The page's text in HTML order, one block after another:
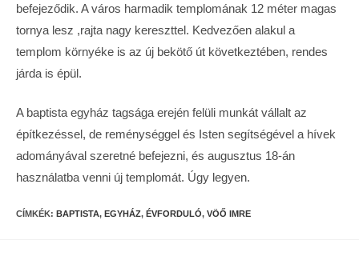
befejeződik. A város harmadik templomának 12 méter magas
tornya lesz ,rajta nagy kereszttel. Kedvezően alakul a
templom környéke is az új bekötő út következtében, rendes
járda is épül.
A baptista egyház tagsága erején felüli munkát vállalt az
építkezéssel, de reménységgel és Isten segítségével a hívek
adományával szeretné befejezni, és augusztus 18-án
használatba venni új templomát. Úgy legyen.
CÍMKÉK: BAPTISTA, EGYHÁZ, ÉVFORDULÓ, VÖŐ IMRE